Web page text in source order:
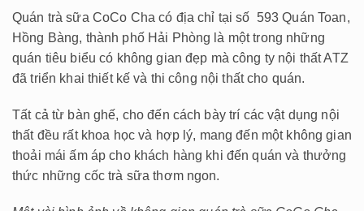
Quán trà sữa CoCo Cha có địa chỉ tại số 593 Quán Toan,
Hồng Bàng, thành phố Hải Phòng là một trong những
quán tiêu biểu có không gian đẹp mà công ty nội thất ATZ
đã triển khai thiết kế và thi công nội thất cho quán.
Tất cả từ bàn ghế, cho đến cách bày trí các vật dụng nội
thất đều rất khoa học và hợp lý, mang đến một không gian
thoải mái ấm áp cho khách hàng khi đến quán và thưởng
thức những cốc trà sữa thơm ngon.